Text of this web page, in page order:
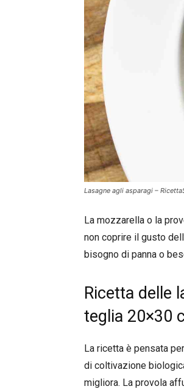
Lasagne agli asparagi –
La mozzarella o la
non coprire il gusto
bisogno di panna o
Ricetta delle
teglia 20×30
La ricetta è pensata
di coltivazione
migliora. La provola